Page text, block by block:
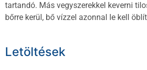
tartandó. Más vegyszerekkel keverni
bőrre kerül, bő vízzel azonnal le kell
Letöltések